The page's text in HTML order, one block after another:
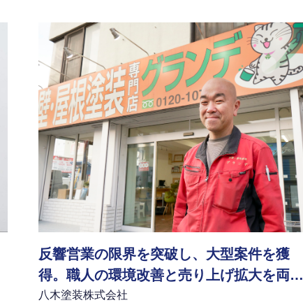
反響営業の限界を突破し、大型案件を獲
得。職人の環境改善と売り上げ拡大を両立
する「Sales Platform」活用法
八木塗装株式会社